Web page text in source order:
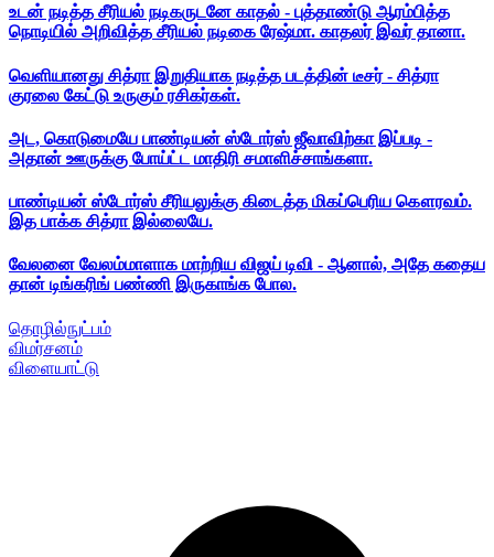
உடன் நடித்த சீரியல் நடிகருடனே காதல் - புத்தாண்டு ஆரம்பித்த
நொடியில் அறிவித்த சீரியல் நடிகை ரேஷ்மா. காதலர் இவர் தானா.
வெளியானது சித்ரா இறுதியாக நடித்த படத்தின் டீசர் - சித்ரா
குரலை கேட்டு உருகும் ரசிகர்கள்.
அட, கொடுமையே பாண்டியன் ஸ்டோர்ஸ் ஜீவாவிற்கா இப்படி -
அதான் ஊருக்கு போய்ட்ட மாதிரி சமாளிச்சாங்களா.
பாண்டியன் ஸ்டோர்ஸ் சீரியலுக்கு கிடைத்த மிகப்பெரிய கௌரவம்.
இத பாக்க சித்ரா இல்லையே.
வேலனை வேலம்மாளாக மாற்றிய விஜய் டிவி - ஆனால், அதே கதைய
தான் டிங்கரிங் பண்ணி இருகாங்க போல.
தொழில்நுட்பம்
விமர்சனம்
விளையாட்டு